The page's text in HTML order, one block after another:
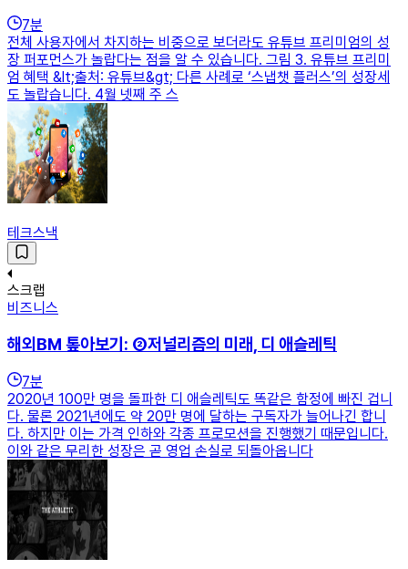
7분
전체 사용자에서 차지하는 비중으로 보더라도 유튜브 프리미엄의 성
장 퍼포먼스가 놀랍다는 점을 알 수 있습니다. 그림 3. 유튜브 프리미
엄 혜택 &lt;출처: 유튜브&gt; 다른 사례로 ‘스냅챗 플러스’의 성장세
도 놀랍습니다. 4월 넷째 주 스
테크스낵
스크랩
비즈니스
해외BM 톺아보기: ②저널리즘의 미래, 디 애슬레틱
7분
2020년 100만 명을 돌파한 디 애슬레틱도 똑같은 함정에 빠진 겁니
다. 물론 2021년에도 약 20만 명에 달하는 구독자가 늘어나긴 합니
다. 하지만 이는 가격 인하와 각종 프로모션을 진행했기 때문입니다.
이와 같은 무리한 성장은 곧 영업 손실로 되돌아옵니다